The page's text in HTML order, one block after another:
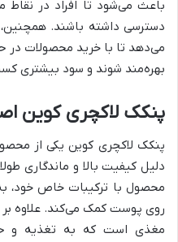
باعث می‌شود تا افراد در
دسترسی داشته باشند.
می‌دهد تا با خرید محصولات در
بهره‌مند شوند و سود بیشتری
پنکک لاکچری کوین
پنکک لاکچری کوین یکی از
دلیل کیفیت بالا و ماندگاری
محصول با ترکیبات خاص خود،
روی پوست کمک می‌کند. علاوه بر
مغذی است که به تغذیه و